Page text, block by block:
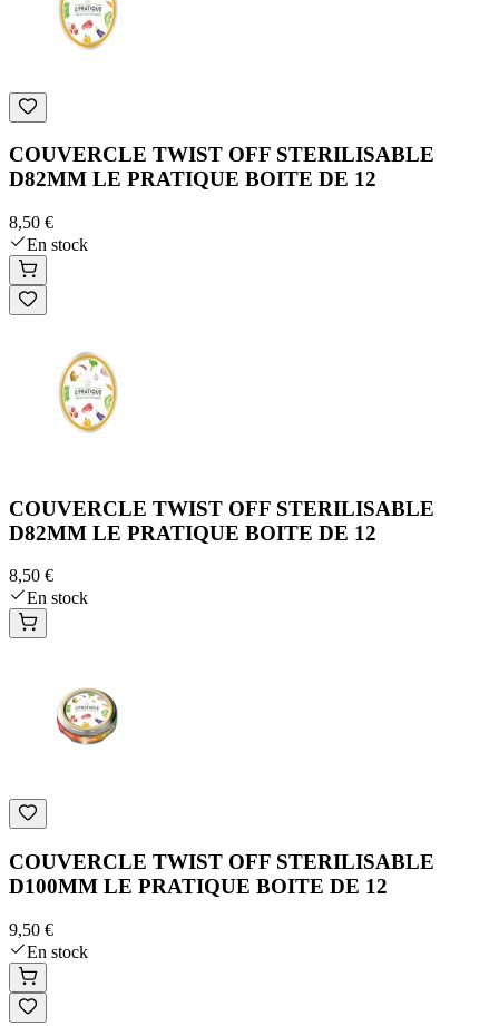
COUVERCLE TWIST OFF STERILISABLE
D82MM LE PRATIQUE BOITE DE 12
8,50 €
En stock
COUVERCLE TWIST OFF STERILISABLE
D82MM LE PRATIQUE BOITE DE 12
8,50 €
En stock
COUVERCLE TWIST OFF STERILISABLE
D100MM LE PRATIQUE BOITE DE 12
9,50 €
En stock